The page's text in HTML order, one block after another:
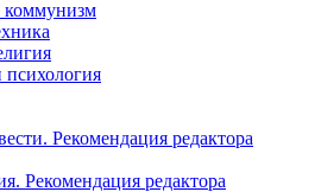
Рекомендация редактора
Рекомендация редактора